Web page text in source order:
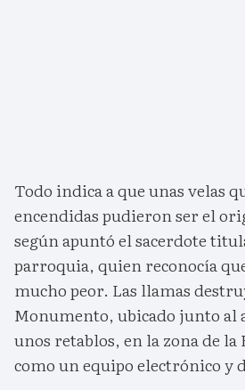
Todo indica a que unas velas
encendidas pudieron ser el
según apuntó el sacerdote
parroquia, quien reconocía
mucho peor. Las llamas
Monumento, ubicado junto al
unos retablos, en la zona de la
como un equipo electrónico y